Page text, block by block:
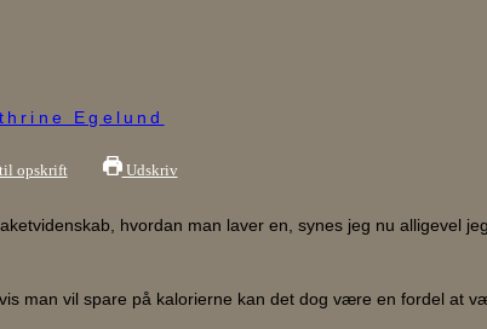
Egelund
opskrift Udskriv
hvordan man laver en, synes jeg nu alligevel
man vil spare på kalorierne kan det dog være en fordel at